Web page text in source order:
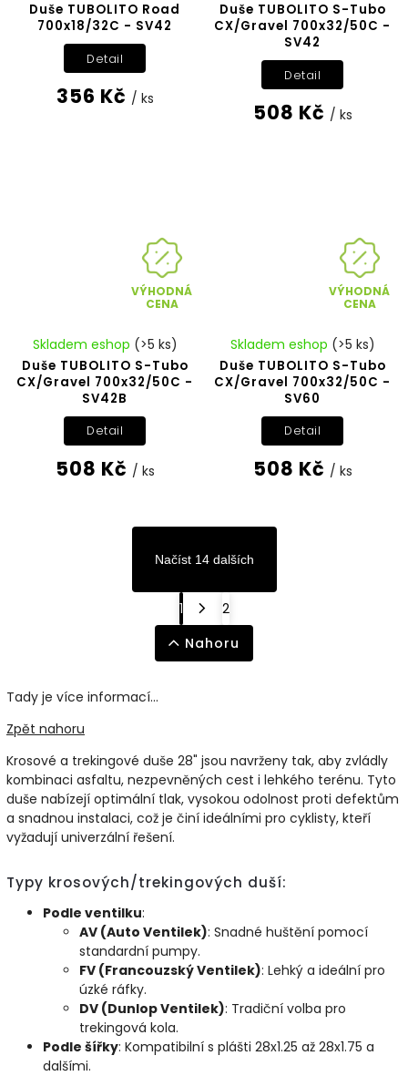
Duše TUBOLITO Road
700x18/32C - SV42
356 Kč / ks
Detail
Duše TUBOLITO S-Tubo
CX/Gravel 700x32/50C -
SV42
508 Kč / ks
Detail
VÝHODNÁ
CENA
Duše TUBOLITO S-Tubo
CX/Gravel 700x32/50C -
SV42B
Skladem eshop (>5 ks)
508 Kč / ks
Detail
VÝHODNÁ
CENA
Duše TUBOLITO S-Tubo
CX/Gravel 700x32/50C -
SV60
Skladem eshop (>5 ks)
508 Kč / ks
Detail
Načíst 14 dalších
1
2
Nahoru
Tady je více informací...
Zpět nahoru
Krosové a trekingové duše 28" jsou navrženy tak, aby zvládly
kombinaci asfaltu, nezpevněných cest i lehkého terénu. Tyto
duše nabízejí optimální tlak, vysokou odolnost proti defektům
a snadnou instalaci, což je činí ideálními pro cyklisty, kteří
vyžadují univerzální řešení.
Typy krosových/trekingových duší:
Podle ventilku:
AV (Auto Ventilek): Snadné huštění pomocí
standardní pumpy.
FV (Francouzský Ventilek): Lehký a ideální pro
úzké ráfky.
DV (Dunlop Ventilek): Tradiční volba pro
trekingová kola.
Podle šířky: Kompatibilní s plášti 28x1.25 až 28x1.75 a
dalšími.